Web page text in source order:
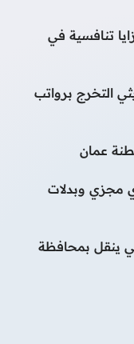
تنافسية في
التخرج برواتب
عمان
مجزي وبدلات
ينقل بمحافظة